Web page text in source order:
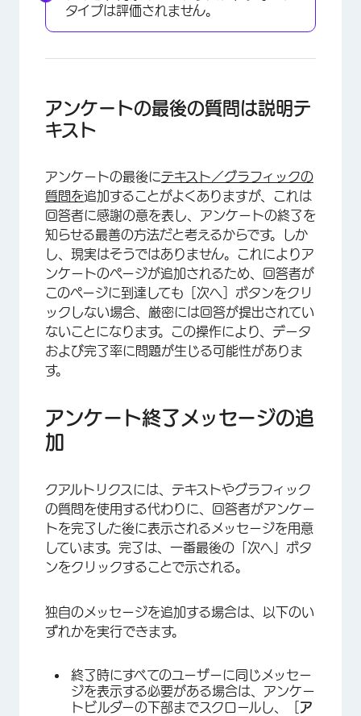
タイプは評価されません。
アンケートの最後の質問は説明テ
キスト
アンケートの最後にテキスト／グラフィックの
質問を追加することがよくありますが、これは
回答者に感謝の意を表し、アンケートの終了を
知らせる最善の方法だと考えるからです。しか
し、現実はそうではありません。これによりア
ンケートのページが追加されるため、回答者が
このページに到達しても［次へ］ボタンをクリ
ックしない場合、厳密には回答が提出されてい
ないことになります。この操作により、データ
および完了率に問題が生じる可能性がありま
す。
アンケート終了メッセージの追
加
クアルトリクスには、テキストやグラフィック
の質問を使用する代わりに、回答者がアンケー
トを完了した後に表示されるメッセージを用意
しています。完了は、一番最後の「次へ」ボタ
ンをクリックすることで示される。
独自のメッセージを追加する場合は、以下のい
ずれかを実行できます。
終了時にすべてのユーザーに同じメッセー
ジを表示する必要がある場合は、アンケー
トビルダーの下部までスクロールし、［ ア